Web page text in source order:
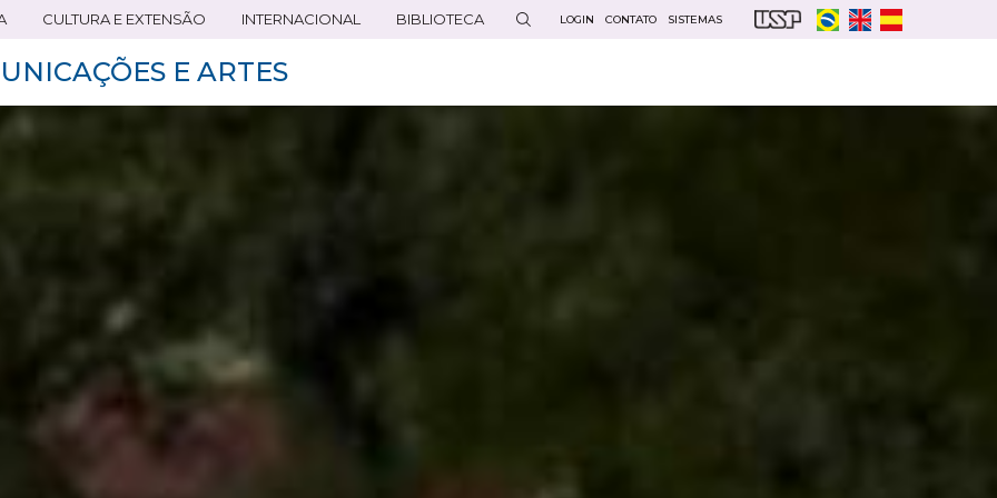
CULTURA E EXTENSÃO INTERNACIONAL BIBLIOTECA LOGIN CONTATO SISTEMAS
E ARTES